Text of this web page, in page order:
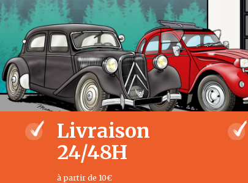
Livraison
24/48H
à partir de 10€